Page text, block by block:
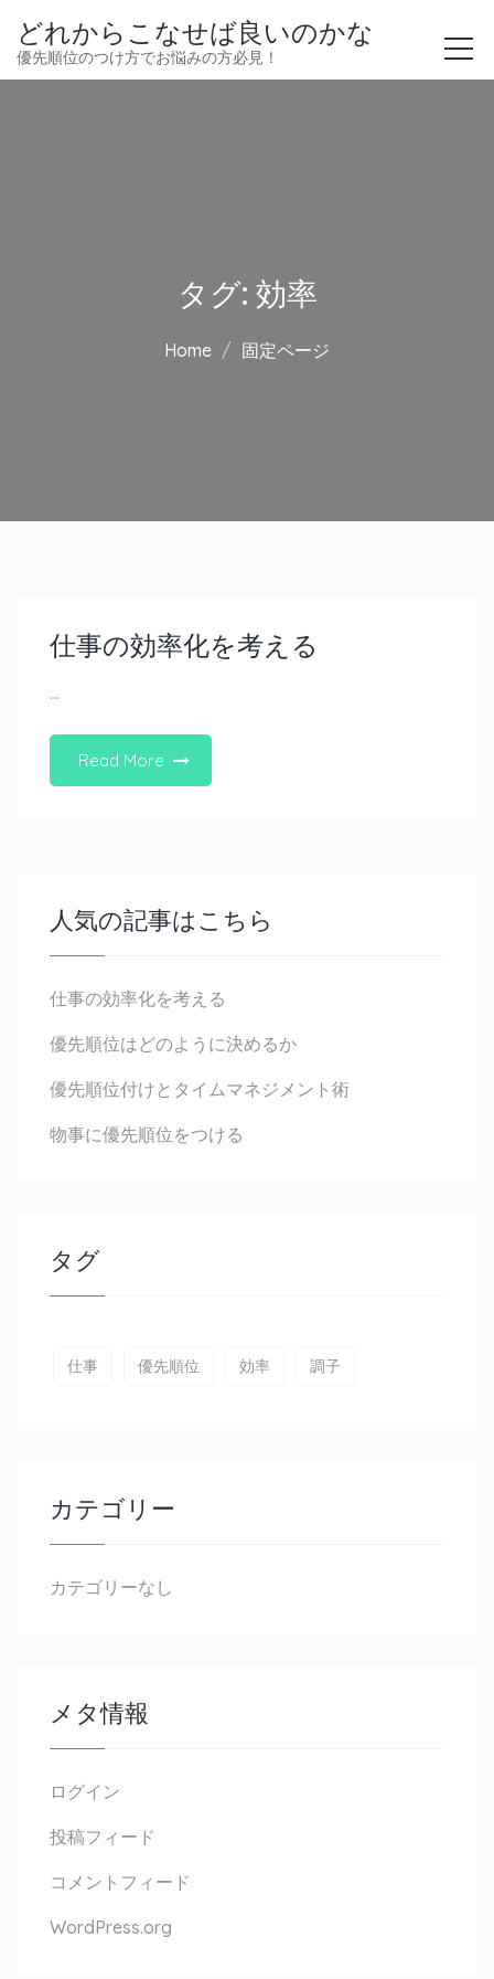
どれからこなせば良いのかな
優先順位のつけ方でお悩みの方必見！
タグ: 効率
Home 固定ページ
仕事の効率化を考える
…
Read More
人気の記事はこちら
仕事の効率化を考える
優先順位はどのように決めるか
優先順位付けとタイムマネジメント術
物事に優先順位をつける
タグ
仕事 優先順位 効率 調子
カテゴリー
カテゴリーなし
メタ情報
ログイン
投稿フィード
コメントフィード
WordPress.org